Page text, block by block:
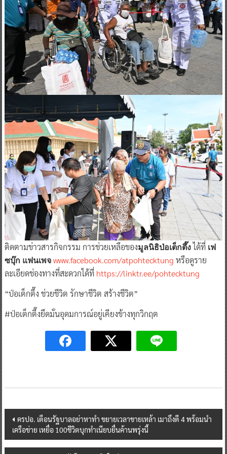
ติดตามข่าวสารกิจกรรม การช่วยเหลือของมูลนิธิป่อเต็กตึ๊งได้ที่ เฟ
ซบุ๊ก แฟนเพจ www.facebook.com/atpohtecktung หรือดูราย
ละเอียดช่องทางที่สะดวกได้ที่ https://linktr.ee/pohtecktung
“ป่อเต็กตึ๊ง ช่วยชีวิต รักษาชีวิต สร้างชีวิต”
#ป่อเต็กตึ๊งยึดมั่นอุดมการณ์อยู่เคียงข้างทุกวิกฤต
Post
navigation
ครปอ. เตือนรัฐบาลอย่าหาทำ ขยายเวลาขายเหล้า เมาถึงตี 4 พร้อมนำ
เครือข่าย เหยื่อ 100ชีวิตบุกทำเนียบยื่นค้านพรุ่งนี้